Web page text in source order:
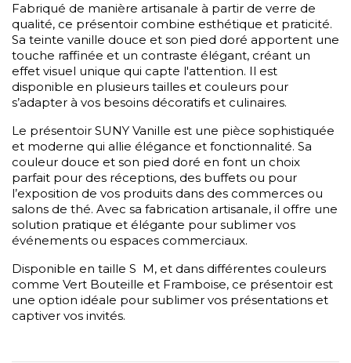
Fabriqué de manière artisanale à partir de verre de
qualité, ce présentoir combine esthétique et praticité.
Sa teinte vanille douce et son pied doré apportent une
touche raffinée et un contraste élégant, créant un
effet visuel unique qui capte l'attention. Il est
disponible en plusieurs tailles et couleurs pour
s’adapter à vos besoins décoratifs et culinaires.
Le présentoir SUNY Vanille est une pièce sophistiquée
et moderne qui allie élégance et fonctionnalité. Sa
couleur douce et son pied doré en font un choix
parfait pour des réceptions, des buffets ou pour
l’exposition de vos produits dans des commerces ou
salons de thé. Avec sa fabrication artisanale, il offre une
solution pratique et élégante pour sublimer vos
événements ou espaces commerciaux.
Disponible en taille S M, et dans différentes couleurs
comme Vert Bouteille et Framboise, ce présentoir est
une option idéale pour sublimer vos présentations et
captiver vos invités.